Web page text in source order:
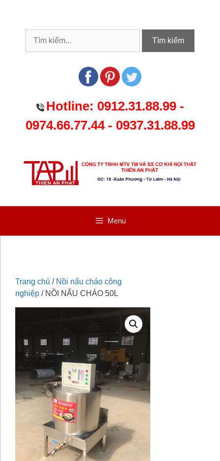
Tìm kiếm
Hotline: 0912.31.88.99-
0974.66.77.44- 0937.31.88.99
Menu
Trang chủ / Nồi nấu cháo công
nghiệp / NỒI NẤU CHÁO 50L